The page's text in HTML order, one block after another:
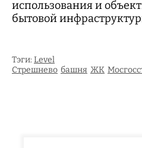
использования и
бытовой
Тэги: Level
Стрешнево башня ЖК